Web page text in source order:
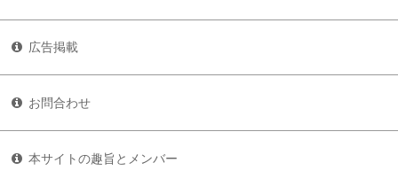
広告掲載
お問合わせ
本サイトの趣旨とメンバー